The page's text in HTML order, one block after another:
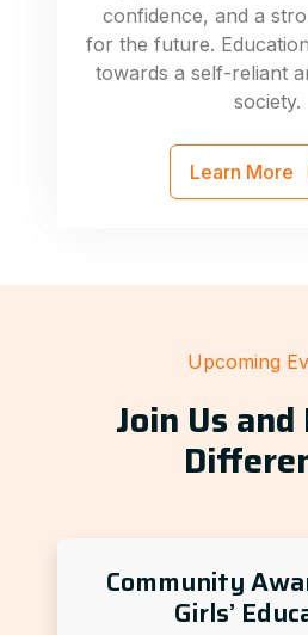
confidence, and a
for the future.
towards a self-reliant
society.
Learn More
Upcoming
Join Us
Community
Girls’